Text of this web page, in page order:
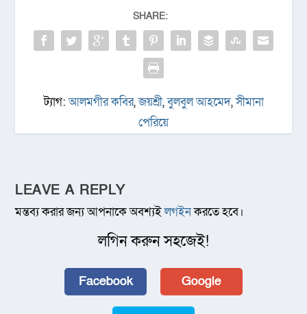
SHARE:
ট্যাগ:আলমগীর কবির,জয়শ্রী,বুলবুল আহমেদ,সীমানা
পেরিয়ে
LEAVE A REPLY
মন্তব্য করার জন্য আপনাকে অবশ্যইলগইনকরতে হবে।
লগিন করুন সহজেই!
Facebook Google